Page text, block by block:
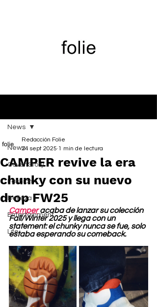
News
Cover Story
Fashion
Belleza
Entertainment
Life
News
CAMPER revive la era
chunky con su nuevo
drop FW25
Redacción Folie
24 sept 2025 1 min de lectura
Camper acaba de lanzar su colección
Fall/Winter 2025 y llega con un
statement: el chunky nunca se fue, solo
estaba esperando su comeback.